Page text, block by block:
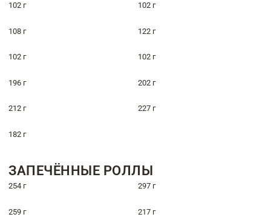
102 г 102 г
108 г 122 г
102 г 102 г
196 г 202 г
212 г 227 г
182 г
ЗАПЕЧЁННЫЕ РОЛЛЫ
254 г 297 г
259 г 217 г